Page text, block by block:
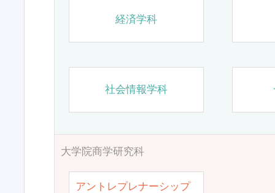
経済学科
社会情報学科
大学院商学研究科
アントレプレナーシップ